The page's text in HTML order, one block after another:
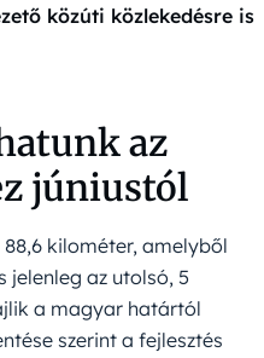
közúti közlekedésre is
az
júniustól
kilométer, amelyből
jelenleg az utolsó, 5
a magyar határtól
szerint a fejlesztés